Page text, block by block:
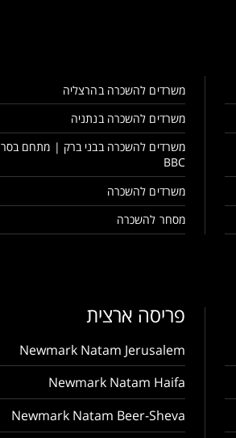
משרדים להשכרה בהרצליה
משרדים להשכרה בנתניה
משרדים להשכרה בבני ברק | מתחם בסר
BBC
משרדים להשכרה
מסחר להשכרה
פריסה ארצית
Newmark Natam Jerusalem
Newmark Natam Haifa
Newmark Natam Beer-Sheva